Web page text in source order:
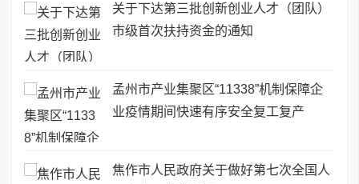
关于下达第三批创新创业人才（团队）
市级首次扶持资金的通知
孟州市产业集聚区“11338”机制保障企
业疫情期间快速有序安全复工复产
焦作市人民政府关于做好第七次全国人